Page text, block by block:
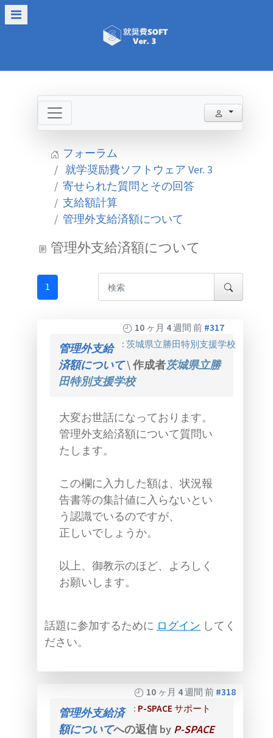
フォーラム
就学奨励費ソフトウェア Ver. 3
寄せられた質問とその回答
支給額計算
管理外支給済額について
管理外支給済額について
1
10 ヶ月 4 週間 前 #317
: 茨城県立勝田特別支援学校
管理外支給
済額について\ 作成者茨城県立勝
田特別支援学校
大変お世話になっております。
管理外支給済額について質問い
たします。
この欄に入力した額は、状況報
告書等の集計値に入らないとい
う認識でいるのですが、
正しいでしょうか。
以上、御教示のほど、よろしく
お願いします。
話題に参加するために ログイン してく
ださい。
10 ヶ月 4 週間 前 #318
: P-SPACE サポート
管理外支給済
額についてへの返信 by P-SPACE